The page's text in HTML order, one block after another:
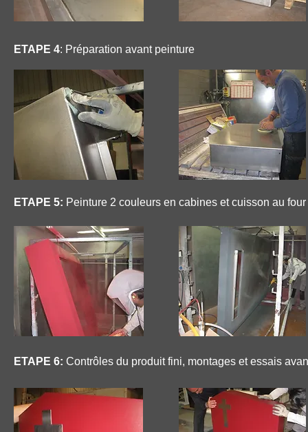
ETAPE 4: Préparation avant peinture
ETAPE 5: Peinture 2 couleurs en cabines et cuisson au four
ETAPE 6: Contrôles du produit fini, montages et essais